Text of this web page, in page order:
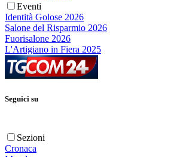
Eventi
Identità Golose 2026
Salone del Risparmio 2026
Fuorisalone 2026
L'Artigiano in Fiera 2025
Seguici su
Sezioni
Cronaca